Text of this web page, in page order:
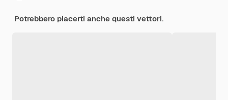
Potrebbero piacerti anche questi vettori.